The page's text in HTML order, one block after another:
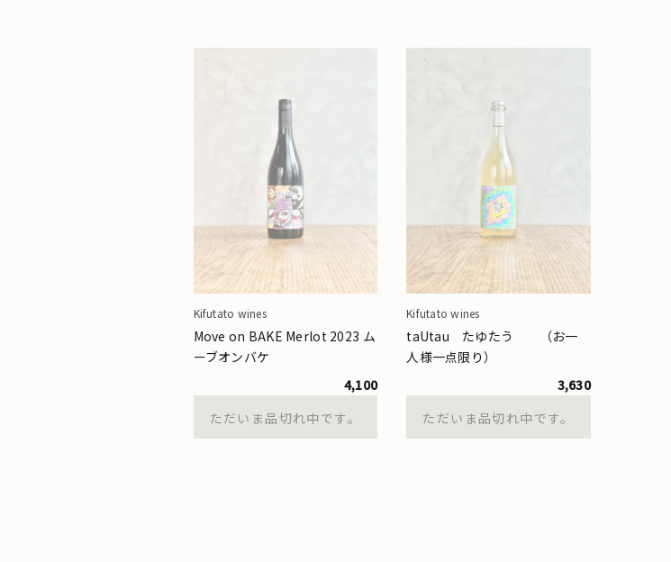
Kifutato wines
Move on BAKE Merlot 2023 ム
ーブオンバケ
4,100
ただいま品切れ中です。
Kifutato wines
taUtau たゆたう （お一
人様一点限り）
3,630
ただいま品切れ中です。